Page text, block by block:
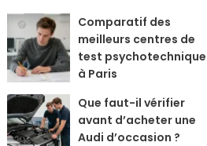
Comparatif des
meilleurs centres de
test psychotechnique
à Paris
Que faut-il vérifier
avant d’acheter une
Audi d’occasion ?